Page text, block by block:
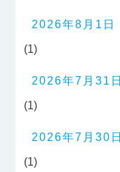
2026年8月1日
(1)
2026年7月31日
(1)
2026年7月30日
(1)